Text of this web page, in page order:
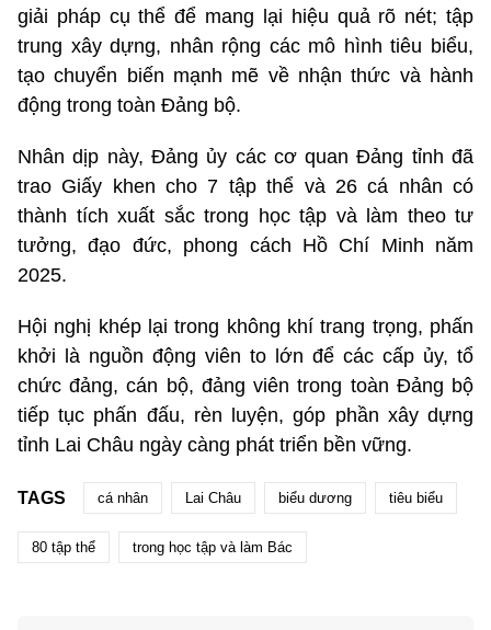
giải pháp cụ thể để mang lại hiệu quả rõ nét; tập
trung xây dựng, nhân rộng các mô hình tiêu biểu,
tạo chuyển biến mạnh mẽ về nhận thức và hành
động trong toàn Đảng bộ.
Nhân dịp này, Đảng ủy các cơ quan Đảng tỉnh đã
trao Giấy khen cho 7 tập thể và 26 cá nhân có
thành tích xuất sắc trong học tập và làm theo tư
tưởng, đạo đức, phong cách Hồ Chí Minh năm
2025.
Hội nghị khép lại trong không khí trang trọng, phấn
khởi là nguồn động viên to lớn để các cấp ủy, tổ
chức đảng, cán bộ, đảng viên trong toàn Đảng bộ
tiếp tục phấn đấu, rèn luyện, góp phần xây dựng
tỉnh Lai Châu ngày càng phát triển bền vững.
TAGS cá nhân Lai Châu biểu dương tiêu biểu
80 tập thể trong học tập và làm Bác